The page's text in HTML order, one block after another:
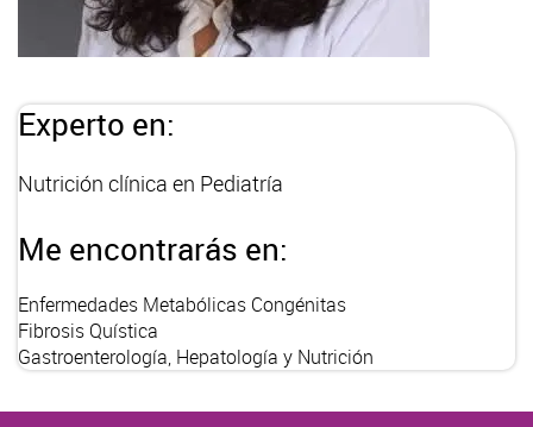
Experto en:
Nutrición clínica en Pediatría
Me encontrarás en:
Enfermedades Metabólicas Congénitas
Fibrosis Quística
Gastroenterología, Hepatología y Nutrición